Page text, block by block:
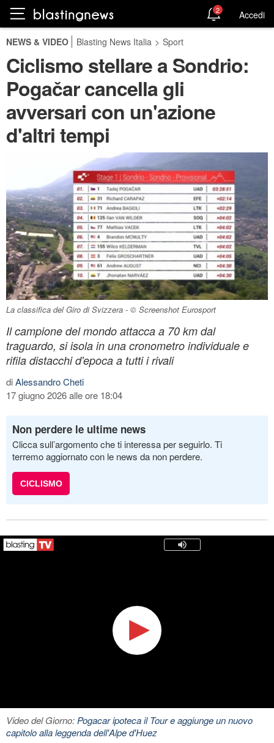
2 Accedi
NEWS & VIDEO Blasting News Italia > Sport
Ciclismo stellare a Sondrio:
Pogačar cancella gli
avversari con un'azione
d'altri tempi
La classifica del Giro di Svizzera - © Screenshot Eurosport
Il campione del mondo attacca a 70 km dal
traguardo, si isola in una cronometro individuale e
rifila distacchi d'epoca a tutti i rivali
diAlessandro Cheti
17 giugno 2026 alle ore 18:04
Non perdere le ultime news
Clicca sull’argomento che ti interessa per seguirlo. Ti
terremo aggiornato con le news da non perdere.
CICLISMO
Video del Giorno:Pogacar ipoteca il Tour e aggiunge un nuovo
capitolo alla leggenda dell'Alpe d'Huez